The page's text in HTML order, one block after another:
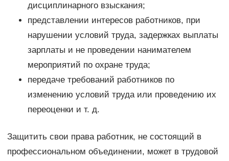
дисциплинарного взыскания;
представлении интересов работников, при
нарушении условий труда, задержках выплаты
зарплаты и не проведении нанимателем
мероприятий по охране труда;
передаче требований работников по
изменению условий труда или проведению их
переоценки и т. д.
Защитить свои права работник, не состоящий в
профессиональном объединении, может в трудовой